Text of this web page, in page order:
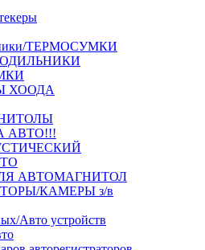
ТЕРМОСУМКИ
ХООДА
АВТО!!!
АВТОМАГНИТОЛ
КАМЕРЫ з/в
Авто устройств